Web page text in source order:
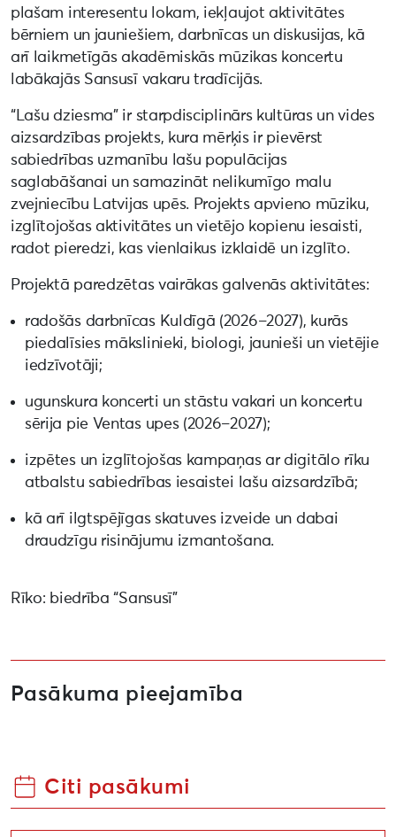
plašam interesentu lokam, iekļaujot aktivitātes
bērniem un jauniešiem, darbnīcas un diskusijas, kā
arī laikmetīgās akadēmiskās mūzikas koncertu
labākajās Sansusī vakaru tradīcijās.
“Lašu dziesma” ir starpdisciplinārs kultūras un vides
aizsardzības projekts, kura mērķis ir pievērst
sabiedrības uzmanību lašu populācijas
saglabāšanai un samazināt nelikumīgo malu
zvejniecību Latvijas upēs. Projekts apvieno mūziku,
izglītojošas aktivitātes un vietējo kopienu iesaisti,
radot pieredzi, kas vienlaikus izklaidē un izglīto.
Projektā paredzētas vairākas galvenās aktivitātes:
radošās darbnīcas Kuldīgā (2026–2027), kurās
piedalīsies mākslinieki, biologi, jaunieši un vietējie
iedzīvotāji;
ugunskura koncerti un stāstu vakari un koncertu
sērija pie Ventas upes (2026–2027);
izpētes un izglītojošas kampaņas ar digitālo rīku
atbalstu sabiedrības iesaistei lašu aizsardzībā;
kā arī ilgtspējīgas skatuves izveide un dabai
draudzīgu risinājumu izmantošana.
Rīko: biedrība “Sansusī”
Pasākuma pieejamība
Citi pasākumi